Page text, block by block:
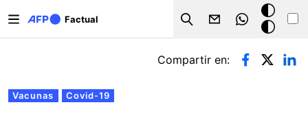
Factual
Search
Modo
oscuro
Solapas principales
Vacunas Covid-19
Compartir en: